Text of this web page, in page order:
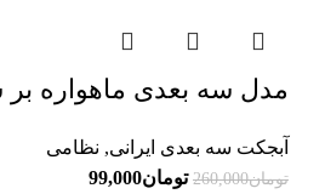
مدل سه بعدی ماهواره
آبجکت سه بعدی ایرانی, نظامی
تومان260,000 تومان99,000